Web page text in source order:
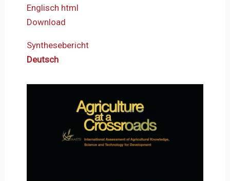
Englisch html
Download
Synthesebericht
Deutsch